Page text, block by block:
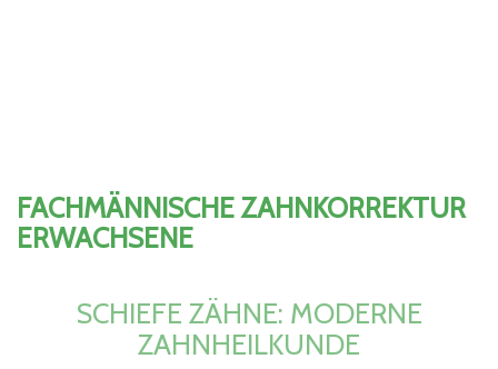
FACHMÄNNISCHE ZAHNKORREKTUR
ERWACHSENE
SCHIEFE ZÄHNE: MODERNE
ZAHNHEILKUNDE